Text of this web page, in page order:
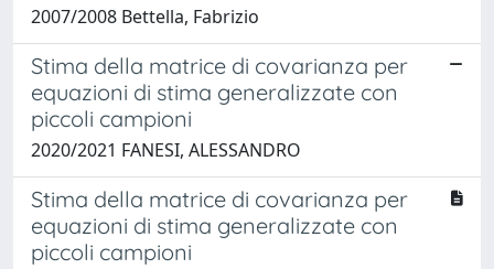
2007/2008 Bettella, Fabrizio
Stima della matrice di covarianza per
equazioni di stima generalizzate con
piccoli campioni
2020/2021 FANESI, ALESSANDRO
Stima della matrice di covarianza per
equazioni di stima generalizzate con
piccoli campioni